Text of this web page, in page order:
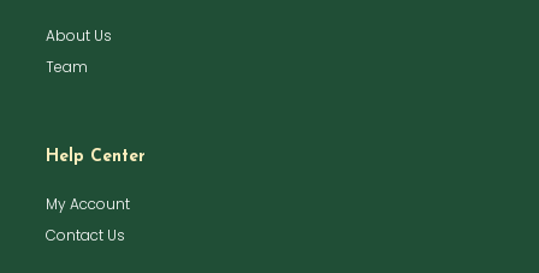
About Us
Team
Help Center
My Account
Contact Us